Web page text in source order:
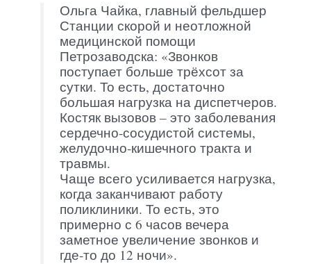
Ольга Чайка, главный фельдшер
Станции скорой и неотложной
медицинской помощи
Петрозаводска: «Звонков
поступает больше трёхсот за
сутки. То есть, достаточно
большая нагрузка на диспетчеров.
Костяк вызовов – это заболевания
сердечно-сосудистой системы,
желудочно-кишечного тракта и
травмы.
Чаще всего усиливается нагрузка,
когда заканчивают работу
поликлиники. То есть, это
примерно с 6 часов вечера
заметное увеличение звонков и
где-то до 12 ночи».